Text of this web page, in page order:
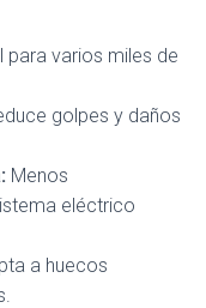
para varios miles de
golpes y daños
Menos
eléctrico
a huecos